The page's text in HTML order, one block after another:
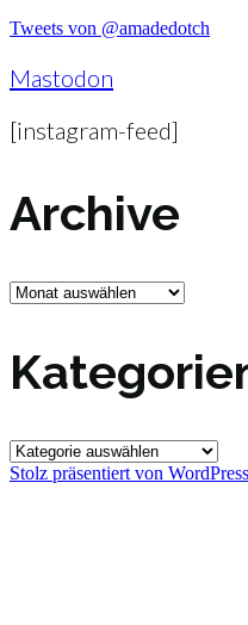
Tweets von @amadedotch
Mastodon
[instagram-feed]
Archive
Archive
Kategorien
Stolz präsentiert von WordPress